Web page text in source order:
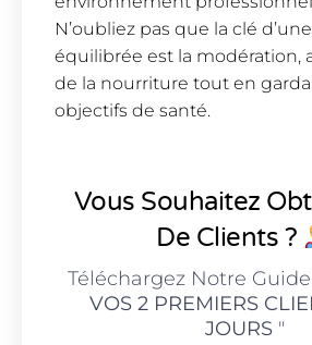
N’oubliez pas que la clé
équilibrée est la modération,
de la nourriture tout en
objectifs de santé.
Vous Souhaitez
De Clients ?
Téléchargez Notre
VOS 2 PREMIERS
JOURS"